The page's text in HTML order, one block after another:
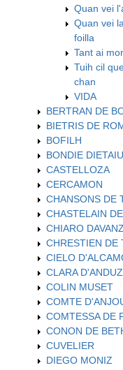
Quan vei
Quan vei
foilla
Tant ai
Tuih cil
chan
VIDA
BERTRAN DE
BIETRIS DE
BOFILH
BONDIE
CASTELLOZA
CERCAMON
CHANSONS DE
CHASTELAIN
CHIARO
CHRESTIEN DE
CIELO
CLARA
COLIN MUSET
COMTE
COMTESSA DE
CONON DE
CUVELIER
DIEGO MONIZ